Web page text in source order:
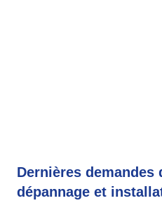
Dernières demandes
dépannage et